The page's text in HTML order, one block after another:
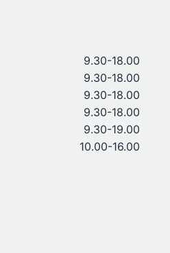
9.30-18.00
9.30-18.00
9.30-18.00
9.30-18.00
9.30-19.00
10.00-16.00